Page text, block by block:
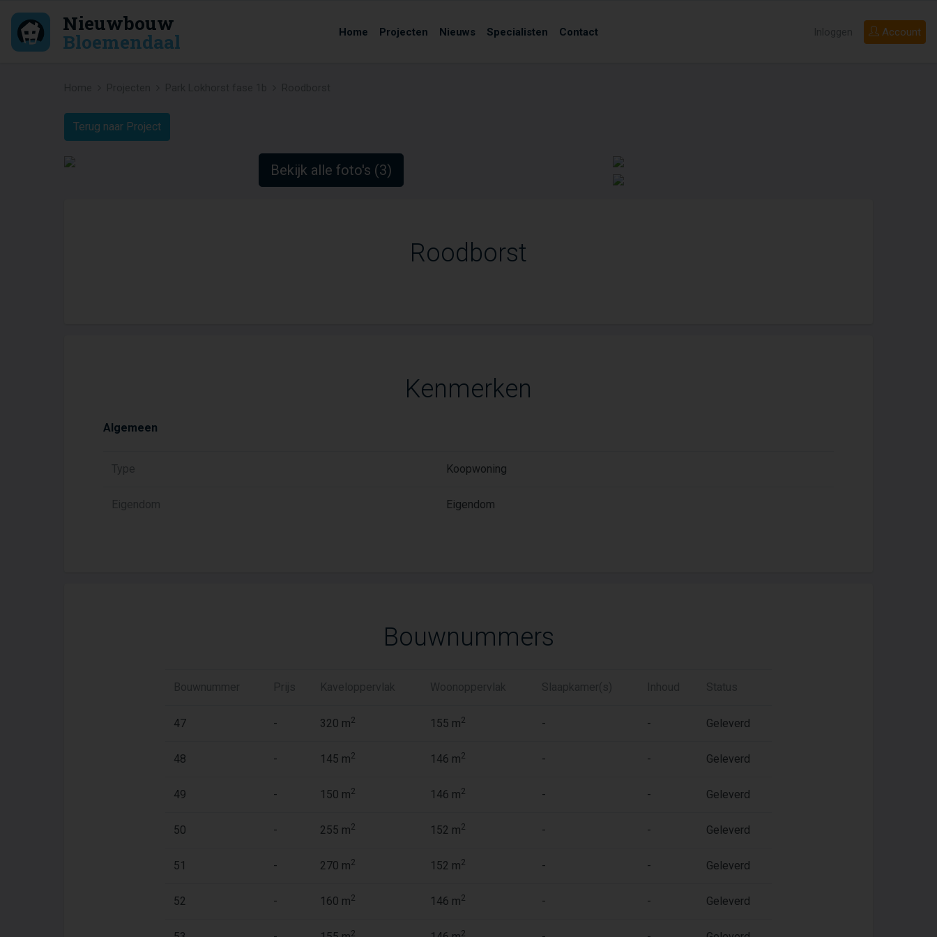
Nieuwbouw
Bloemendaal Home Projecten Nieuws Specialisten Contact Account
Inloggen
Terug naar Project
Bekijk alle foto's (3)
Roodborst
Kenmerken
Algemeen
Type Koopwoning
Eigendom Eigendom
Bouwnummers
Bouwnummer Prijs Kaveloppervlak Woonoppervlak Slaapkamer(s) Inhoud Status
47 - 320 m2 155 m2 - - Geleverd
48 - 145 m2 146 m2 - - Geleverd
49 - 150 m2 146 m2 - - Geleverd
50 - 255 m2 152 m2 - - Geleverd
51 - 270 m2 152 m2 - - Geleverd
52 - 160 m2 146 m2 - - Geleverd
2 2